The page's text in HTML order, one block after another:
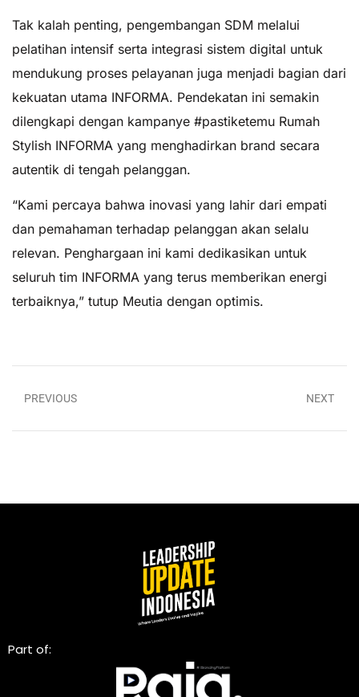
Tak kalah penting, pengembangan SDM melalui
pelatihan intensif serta integrasi sistem digital untuk
mendukung proses pelayanan juga menjadi bagian dari
kekuatan utama INFORMA. Pendekatan ini semakin
dilengkapi dengan kampanye #pastiketemu Rumah
Stylish INFORMA yang menghadirkan brand secara
autentik di tengah pelanggan.
“Kami percaya bahwa inovasi yang lahir dari empati
dan pemahaman terhadap pelanggan akan selalu
relevan. Penghargaan ini kami dedikasikan untuk
seluruh tim INFORMA yang terus memberikan energi
terbaiknya,” tutup Meutia dengan optimis.
PREVIOUS NEXT
Part of: